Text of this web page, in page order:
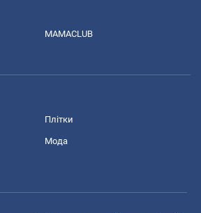
MAMACLUB
Плітки
Мода